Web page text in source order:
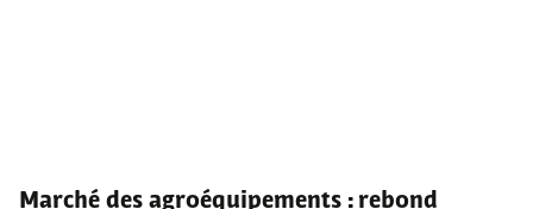
Marché des agroéquipements : rebond